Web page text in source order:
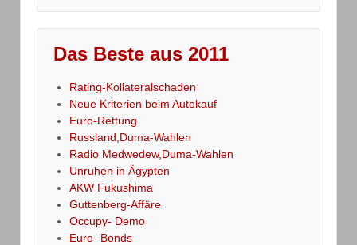
Das Beste aus 2011
Rating-Kollateralschaden
Neue Kriterien beim Autokauf
Euro-Rettung
Russland,Duma-Wahlen
Radio Medwedew,Duma-Wahlen
Unruhen in Ägypten
AKW Fukushima
Guttenberg-Affäre
Occupy- Demo
Euro- Bonds